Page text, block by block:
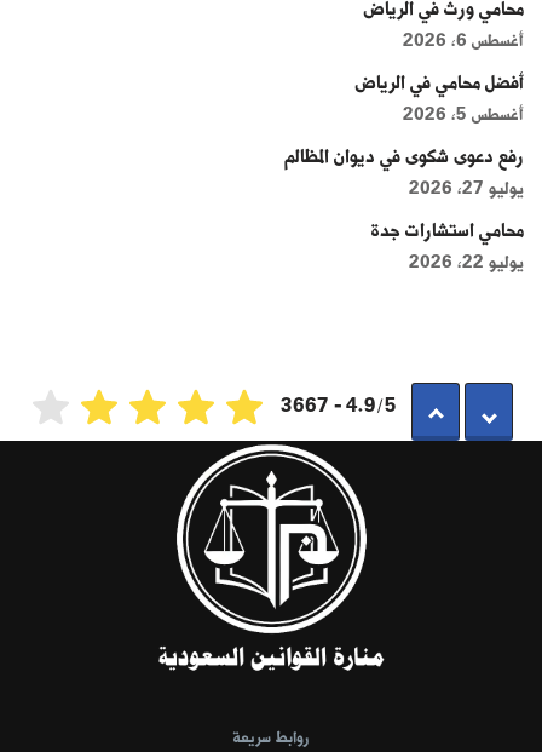
محامي ورث في الرياض
أغسطس 6, 2026
أفضل محامي في الرياض
أغسطس 5, 2026
رفع دعوى شكوى في ديوان المظالم
يوليو 27, 2026
محامي استشارات جدة
يوليو 22, 2026
4.9/5 - 3667
روابط سريعة